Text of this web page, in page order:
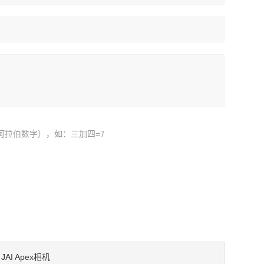
拉伯数字），如：三加四=7
JAI Apex相机